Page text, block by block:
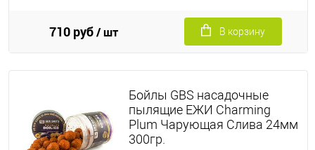
710 руб/ шт В корзину
Бойлы GBS насадочные
пылящие ЕЖИ Charming
Plum Чарующая Слива 24мм
300гр.